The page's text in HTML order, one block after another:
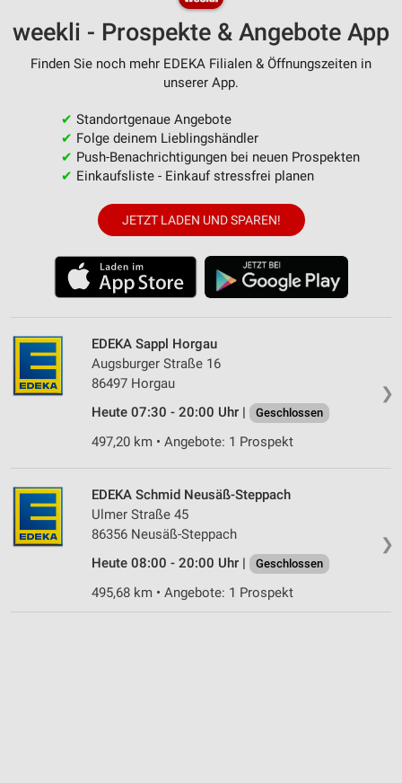
weekli - Prospekte & Angebote App
Finden Sie noch mehr EDEKA Filialen & Öffnungszeiten in
unserer App.
✔ Standortgenaue Angebote
✔ Folge deinem Lieblingshändler
✔ Push-Benachrichtigungen bei neuen Prospekten
✔ Einkaufsliste - Einkauf stressfrei planen
JETZT LADEN UND SPAREN!
❯
EDEKA Sappl Horgau
Augsburger Straße 16
86497 Horgau
Heute 07:30 - 20:00 Uhr |
Geschlossen
497,20 km • Angebote: 1 Prospekt
❯
EDEKA Schmid Neusäß-Steppach
Ulmer Straße 45
86356 Neusäß-Steppach
Heute 08:00 - 20:00 Uhr |
Geschlossen
495,68 km • Angebote: 1 Prospekt